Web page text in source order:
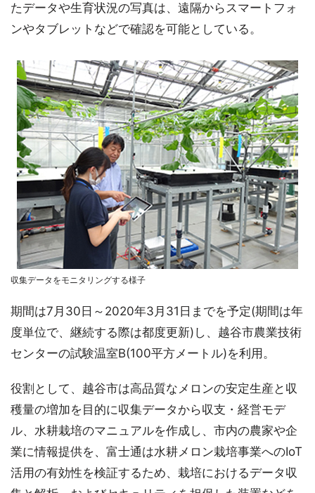
たデータや生育状況の写真は、遠隔からスマートフォ
ンやタブレットなどで確認を可能としている。
収集データをモニタリングする様子
期間は7月30日～2020年3月31日までを予定(期間は年
度単位で、継続する際は都度更新)し、越谷市農業技術
センターの試験温室B(100平方メートル)を利用。
役割として、越谷市は高品質なメロンの安定生産と収
穫量の増加を目的に収集データから収支・経営モデ
ル、水耕栽培のマニュアルを作成し、市内の農家や企
業に情報提供を、富士通は水耕メロン栽培事業へのIoT
活用の有効性を検証するため、栽培におけるデータ収